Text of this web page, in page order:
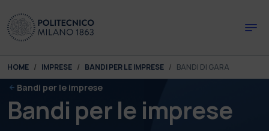
You are here:
HOME IMPRESE BANDI PER LE IMPRESE BANDI DI GARA
Bandi per le imprese
Bandi per le imprese